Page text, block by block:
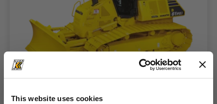
This website uses cookies